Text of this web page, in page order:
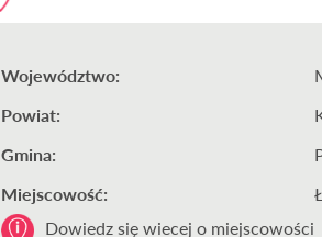
Województwo:
Powiat:
Gmina:
Miejscowość:
Dowiedz się wiecej o miejscowości